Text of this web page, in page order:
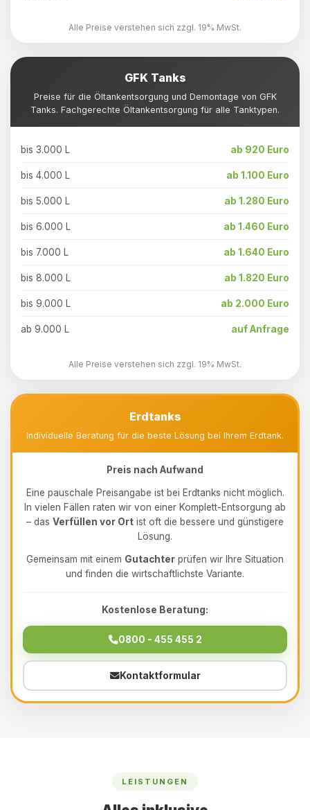
Alle Preise verstehen sich zzgl. 19% MwSt.
GFK Tanks
Preise für die Öltankentsorgung und Demontage von GFK
Tanks. Fachgerechte Öltankentsorgung für alle Tanktypen.
bis 3.000 L ab 920 Euro
bis 4.000 L ab 1.100 Euro
bis 5.000 L ab 1.280 Euro
bis 6.000 L ab 1.460 Euro
bis 7.000 L ab 1.640 Euro
bis 8.000 L ab 1.820 Euro
bis 9.000 L ab 2.000 Euro
ab 9.000 L auf Anfrage
Alle Preise verstehen sich zzgl. 19% MwSt.
Erdtanks
Individuelle Beratung für die beste Lösung bei Ihrem Erdtank.
Preis nach Aufwand
Eine pauschale Preisangabe ist bei Erdtanks nicht möglich.
In vielen Fällen raten wir von einer Komplett-Entsorgung ab
– das Verfüllen vor Ort ist oft die bessere und günstigere
Lösung.
Gemeinsam mit einem Gutachter prüfen wir Ihre Situation
und finden die wirtschaftlichste Variante.
Kostenlose Beratung:
0800 - 455 455 2
Kontaktformular
LEISTUNGEN